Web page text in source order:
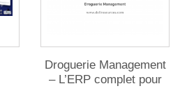
Droguerie Management
– L’ERP complet pour